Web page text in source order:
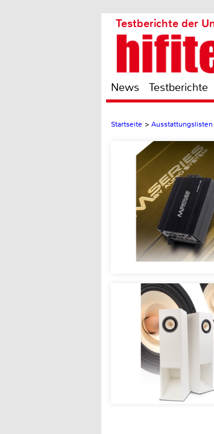
Testberichte der
News Testberichte
Startseite > Ausstattungslisten